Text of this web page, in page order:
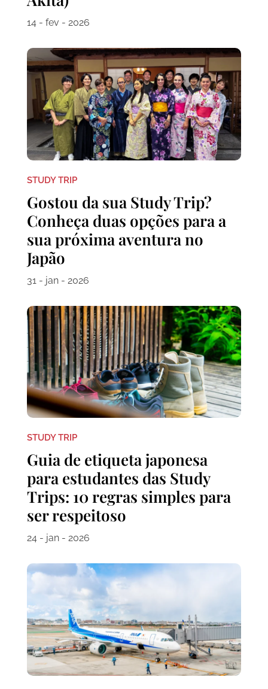
14 - fev - 2026
STUDY TRIP
Gostou da sua Study Trip?
Conheça duas opções para a
sua próxima aventura no
Japão
31 - jan - 2026
STUDY TRIP
Guia de etiqueta japonesa
para estudantes das Study
Trips: 10 regras simples para
ser respeitoso
24 - jan - 2026